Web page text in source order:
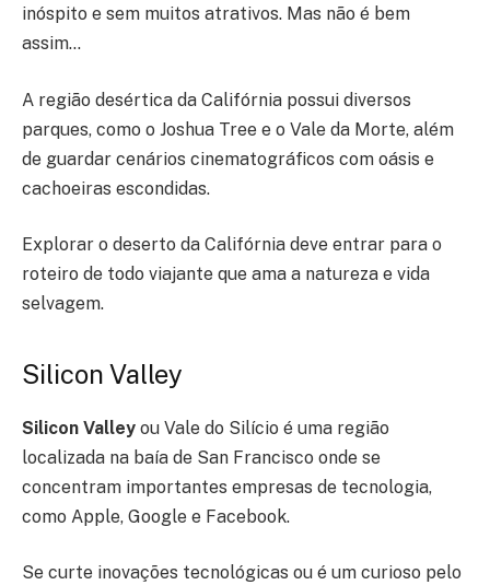
inóspito e sem muitos atrativos. Mas não é bem
assim…
A região desértica da Califórnia possui diversos
parques, como o Joshua Tree e o Vale da Morte, além
de guardar cenários cinematográficos com oásis e
cachoeiras escondidas.
Explorar o deserto da Califórnia deve entrar para o
roteiro de todo viajante que ama a natureza e vida
selvagem.
Silicon Valley
Silicon Valley ou Vale do Silício é uma região
localizada na baía de San Francisco onde se
concentram importantes empresas de tecnologia,
como Apple, Google e Facebook.
Se curte inovações tecnológicas ou é um curioso pelo